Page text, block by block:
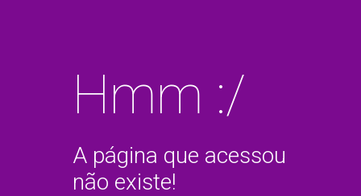
Hmm :/
A página que acessou
não existe!